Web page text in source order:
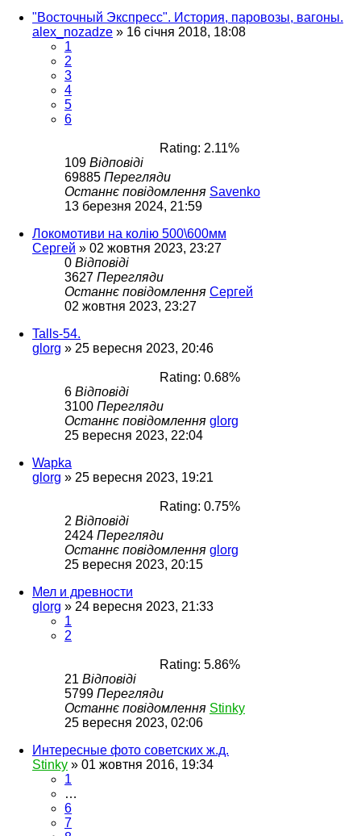
"Восточный Экспресс". История, паровозы, вагоны.
alex_nozadze » 16 січня 2018, 18:08
1
2
3
4
5
6
Rating: 2.11%
109 Відповіді
69885 Перегляди
Останнє повідомлення Savenko
13 березня 2024, 21:59
Локомотиви на колію 500\600мм
Сергей » 02 жовтня 2023, 23:27
0 Відповіді
3627 Перегляди
Останнє повідомлення Сергей
02 жовтня 2023, 23:27
Talls-54.
glorg » 25 вересня 2023, 20:46
Rating: 0.68%
6 Відповіді
3100 Перегляди
Останнє повідомлення glorg
25 вересня 2023, 22:04
Wapka
glorg » 25 вересня 2023, 19:21
Rating: 0.75%
2 Відповіді
2424 Перегляди
Останнє повідомлення glorg
25 вересня 2023, 20:15
Мел и древности
glorg » 24 вересня 2023, 21:33
1
2
Rating: 5.86%
21 Відповіді
5799 Перегляди
Останнє повідомлення Stinky
25 вересня 2023, 02:06
Интересные фото советских ж.д.
Stinky » 01 жовтня 2016, 19:34
1
…
6
7